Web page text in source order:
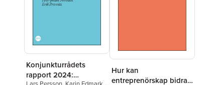
Konjunkturrådets
rapport 2024:
Hur kan
entreprenörskap bidra